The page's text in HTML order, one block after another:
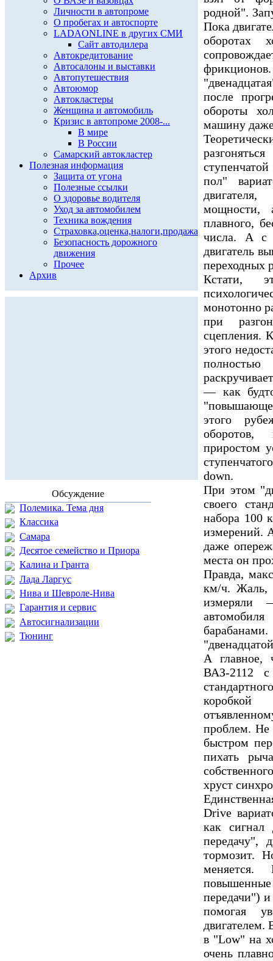
Личности в автопроме
О пробегах и автоспорте
LADAONLINE в других СМИ
Сайт автодилера
Автокредитование
Автосалоны и выставки
Автопутешествия
Автоюмор
Автокластеры
Женщина и автомобиль
Кризис в автопроме 2008-...
В мире
В России
Самарский автокластер
Полезная информация
Защита от угона
Полезные ссылки
О здоровье водителя
Уход за автомобилем
Техника вождения
Страховка,оценка,налоги,продажа
Безопасность дорожного
движения
Прочее
Архив
Обсуждение
Полемика. Тема дня
Классика
Самара
Десятое семейство и Приора
Калина и Гранта
Лада Ларгус
Нива и Шевроле-Нива
Гарантия и сервис
Автосигнализации
Тюнинг
родной".
Пока
оборотах
после
обороты
машину даже
пол"
мощности,
плавного,
числа. А с
двигатель
переходных
Кстати,
монотонно
при
сцепления.
этого
— как
этого
оборотов,
приростом
down.
При этом
своего
набора 100
измерений.
даже
места он
Правда,
км/ч. Жаль,
измеряли
А главное,
ВАЗ-2112 с
проблем. Не
быстром
пихать
хруст
Drive
как
передачу",
тормозит.
меняется.
повышенные
передачи")
помогая
двигателем.
в "Low" на
очень